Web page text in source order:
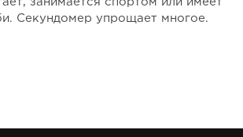
Секундомер упрощает многое.